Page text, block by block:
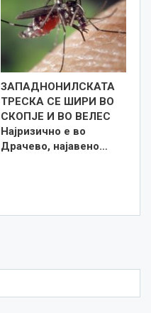
ЗАПАДНОНИЛСКАТА
ТРЕСКА СЕ ШИРИ ВО
СКОПЈЕ И ВО ВЕЛЕС
Најризично е во
Драчево, најавено…